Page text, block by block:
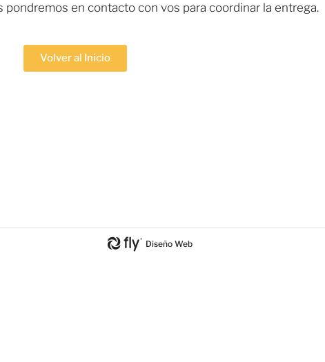
pondremos en contacto con vos para coordinar la entrega.
Volver al Inicio
Diseño Web